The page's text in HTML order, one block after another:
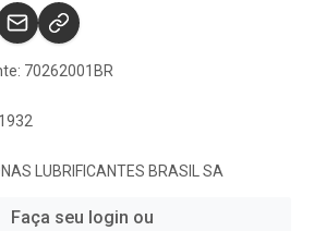
70262001BR
LUBRIFICANTES BRASIL SA
Faça seu login ou